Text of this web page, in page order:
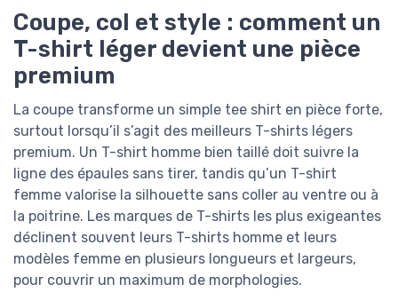
Coupe, col et style : comment un
T-shirt léger devient une pièce
premium
La coupe transforme un simple tee shirt en pièce forte,
surtout lorsqu’il s’agit des meilleurs T-shirts légers
premium. Un T-shirt homme bien taillé doit suivre la
ligne des épaules sans tirer, tandis qu’un T-shirt
femme valorise la silhouette sans coller au ventre ou à
la poitrine. Les marques de T-shirts les plus exigeantes
déclinent souvent leurs T-shirts homme et leurs
modèles femme en plusieurs longueurs et largeurs,
pour couvrir un maximum de morphologies.